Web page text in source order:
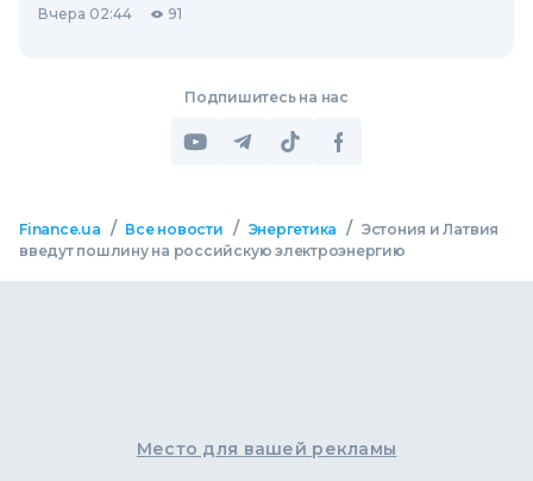
Вчера 02:44 91
Подпишитесь на нас
Finance.ua / Все новости / Энергетика / Эстония и Латвия
введут пошлину на российскую электроэнергию
Место для вашей рекламы